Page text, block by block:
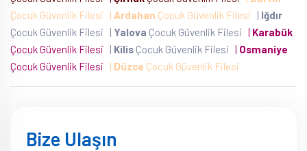
Çocuk Güvenlik Filesi
| Ardahan Çocuk Güvenlik Filesi | Iğdır
Çocuk Güvenlik Filesi
| Yalova Çocuk Güvenlik Filesi | Karabük
Çocuk Güvenlik Filesi
| Kilis Çocuk Güvenlik Filesi | Osmaniye
Çocuk Güvenlik Filesi
| Düzce Çocuk Güvenlik Filesi
Bize Ulaşın